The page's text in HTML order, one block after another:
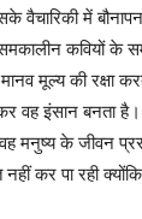
में
कवियों के
मानव मूल्य की रक्षा
वह इंसान बनता
वह मनुष्य के जीवन
कर पा रही